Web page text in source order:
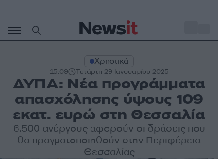
περιεχόμενο
Χρηστικά
15:09 Τετάρτη 29 Ιανουαρίου 2025
ΔΥΠΑ: Νέα προγράμματα
απασχόλησης ύψους 109
εκατ. ευρώ στη Θεσσαλία
6.500 ανέργους αφορούν οι δράσεις που
θα πραγματοποιηθούν στην Περιφέρεια
Θεσσαλίας